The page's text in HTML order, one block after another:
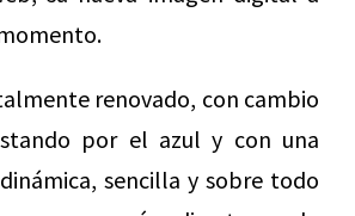
renovado, con cambio
por el azul y con una
sencilla y sobre todo